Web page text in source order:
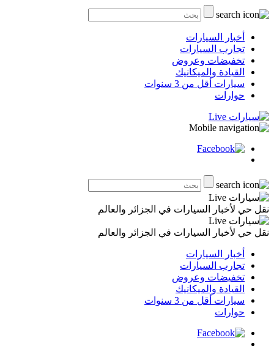
أخبار السيارات
تجارب السيارات
تخفيضات وعروض
القيادة والميكانيك
سيارات أقل من 3 سنوات
حوارات
نقل حي لأخبار السيارات في الجزائر والعالم
نقل حي لأخبار السيارات في الجزائر والعالم
أخبار السيارات
تجارب السيارات
تخفيضات وعروض
القيادة والميكانيك
سيارات أقل من 3 سنوات
حوارات